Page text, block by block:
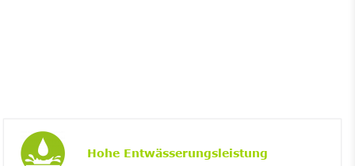
Hohe Entwässerungsleistung